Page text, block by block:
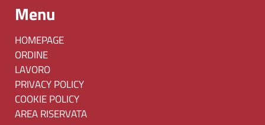
Menu
HOMEPAGE
ORDINE
LAVORO
PRIVACY POLICY
COOKIE POLICY
AREA RISERVATA